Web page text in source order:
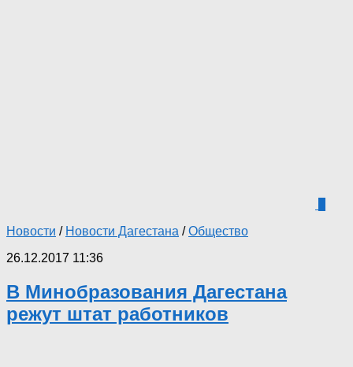
Новости / Новости Дагестана /Общество
26.12.2017 11:36
В Минобразования Дагестана
режут штат работников